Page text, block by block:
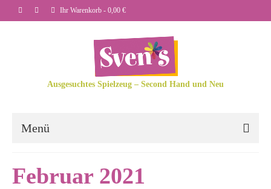
Ihr Warenkorb - 0,00 €
Ausgesuchtes Spielzeug – Second Hand und Neu
Menü
Februar 2021